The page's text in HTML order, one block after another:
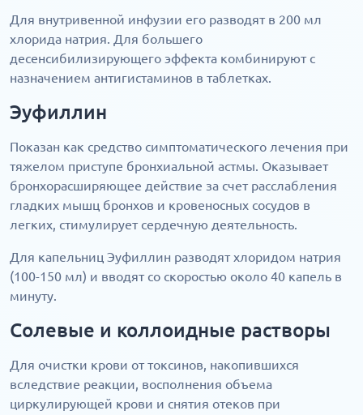
Для внутривенной инфузии его разводят в 200 мл
хлорида натрия. Для большего
десенсибилизирующего эффекта комбинируют с
назначением антигистаминов в таблетках.
Эуфиллин
Показан как средство симптоматического лечения при
тяжелом приступе бронхиальной астмы. Оказывает
бронхорасширяющее действие за счет расслабления
гладких мышц бронхов и кровеносных сосудов в
легких, стимулирует сердечную деятельность.
Для капельниц Эуфиллин разводят хлоридом натрия
(100-150 мл) и вводят со скоростью около 40 капель в
минуту.
Солевые и коллоидные растворы
Для очистки крови от токсинов, накопившихся
вследствие реакции, восполнения объема
циркулирующей крови и снятия отеков при